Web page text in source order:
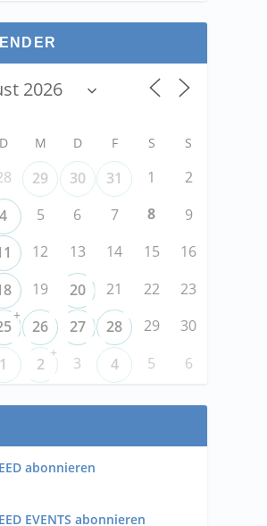
D M D F S S
29 30 31 1
2
4 5 6 7 8
9
12 13 14 15
16
19 20 21 22
23
+
26 27 28 29
30
1 2
+
3 4 5 6
abonnieren
EVENTS abonnieren